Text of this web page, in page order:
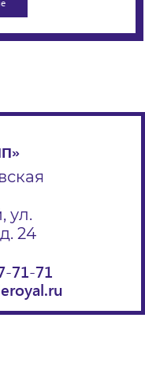
ул.
24
71-71